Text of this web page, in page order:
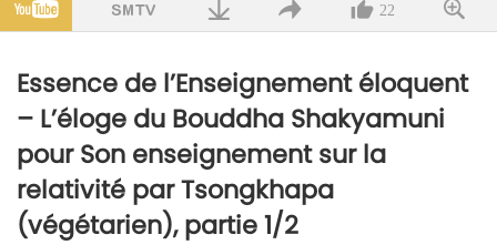
22
Essence de l’Enseignement éloquent
– L’éloge du Bouddha Shakyamuni
pour Son enseignement sur la
relativité par Tsongkhapa
(végétarien), partie 1/2